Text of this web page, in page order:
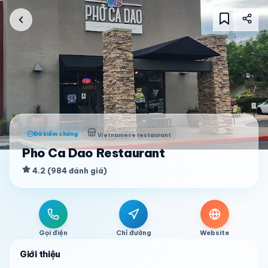
Đã kiểm chứng Vietnamese restaurant
Pho Ca Dao Restaurant
4.2 (984 đánh giá)
Gọi điện Chỉ đường Website
Giới thiệu